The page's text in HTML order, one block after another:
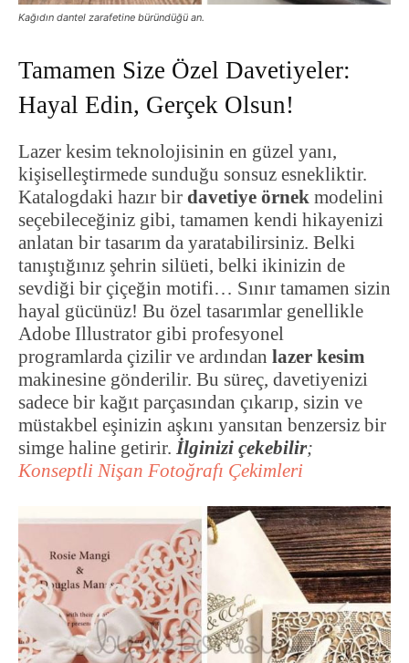
Kağıdın dantel zarafetine büründüğü an.
Tamamen Size Özel Davetiyeler:
Hayal Edin, Gerçek Olsun!
Lazer kesim teknolojisinin en güzel yanı,
kişiselleştirmede sunduğu sonsuz esnekliktir.
Katalogdaki hazır bir davetiye örnek modelini
seçebileceğiniz gibi, tamamen kendi hikayenizi
anlatan bir tasarım da yaratabilirsiniz. Belki
tanıştığınız şehrin silüeti, belki ikinizin de
sevdiği bir çiçeğin motifi… Sınır tamamen sizin
hayal gücünüz! Bu özel tasarımlar genellikle
Adobe Illustrator gibi profesyonel
programlarda çizilir ve ardından lazer kesim
makinesine gönderilir. Bu süreç, davetiyenizi
sadece bir kağıt parçasından çıkarıp, sizin ve
müstakbel eşinizin aşkını yansıtan benzersiz bir
simge haline getirir. İlginizi çekebilir;
Konseptli Nişan Fotoğrafı Çekimleri